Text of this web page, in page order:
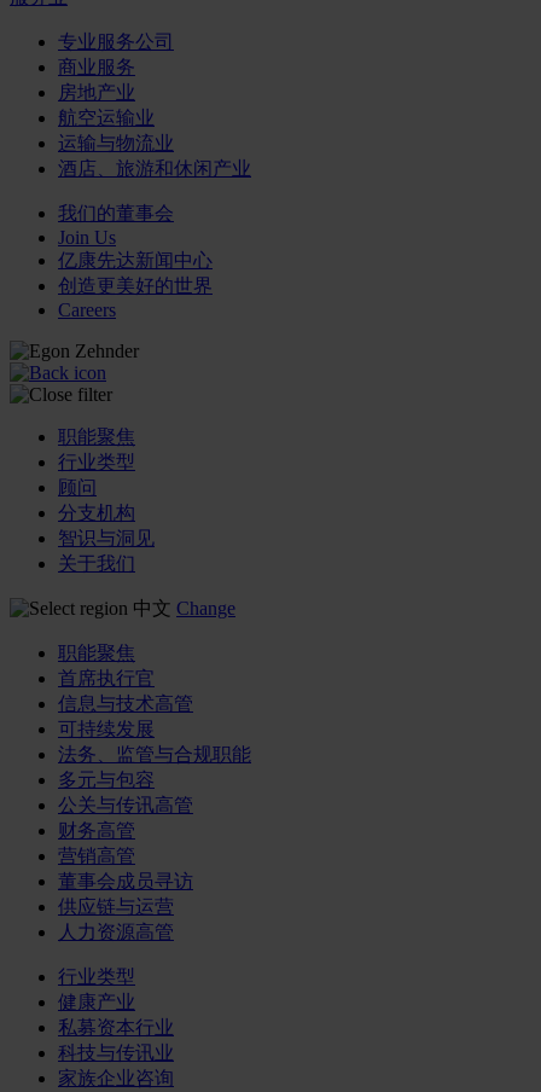
专业服务公司
商业服务
房地产业
航空运输业
运输与物流业
酒店、旅游和休闲产业
我们的董事会
Join Us
亿康先达新闻中心
创造更美好的世界
Careers
职能聚焦
行业类型
顾问
分支机构
智识与洞见
关于我们
中文 Change
职能聚焦
首席执行官
信息与技术高管
可持续发展
法务、监管与合规职能
多元与包容
公关与传讯高管
财务高管
营销高管
董事会成员寻访
供应链与运营
人力资源高管
行业类型
健康产业
私募资本行业
科技与传讯业
家族企业咨询